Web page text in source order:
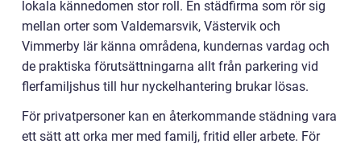
lokala kännedomen stor roll. En städfirma som rör sig
mellan orter som Valdemarsvik, Västervik och
Vimmerby lär känna områdena, kundernas vardag och
de praktiska förutsättningarna allt från parkering vid
flerfamiljshus till hur nyckelhantering brukar lösas.
För privatpersoner kan en återkommande städning vara
ett sätt att orka mer med familj, fritid eller arbete. För